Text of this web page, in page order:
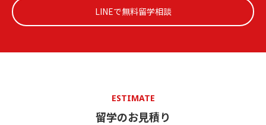
LINEで無料留学相談
ESTIMATE
留学のお見積り